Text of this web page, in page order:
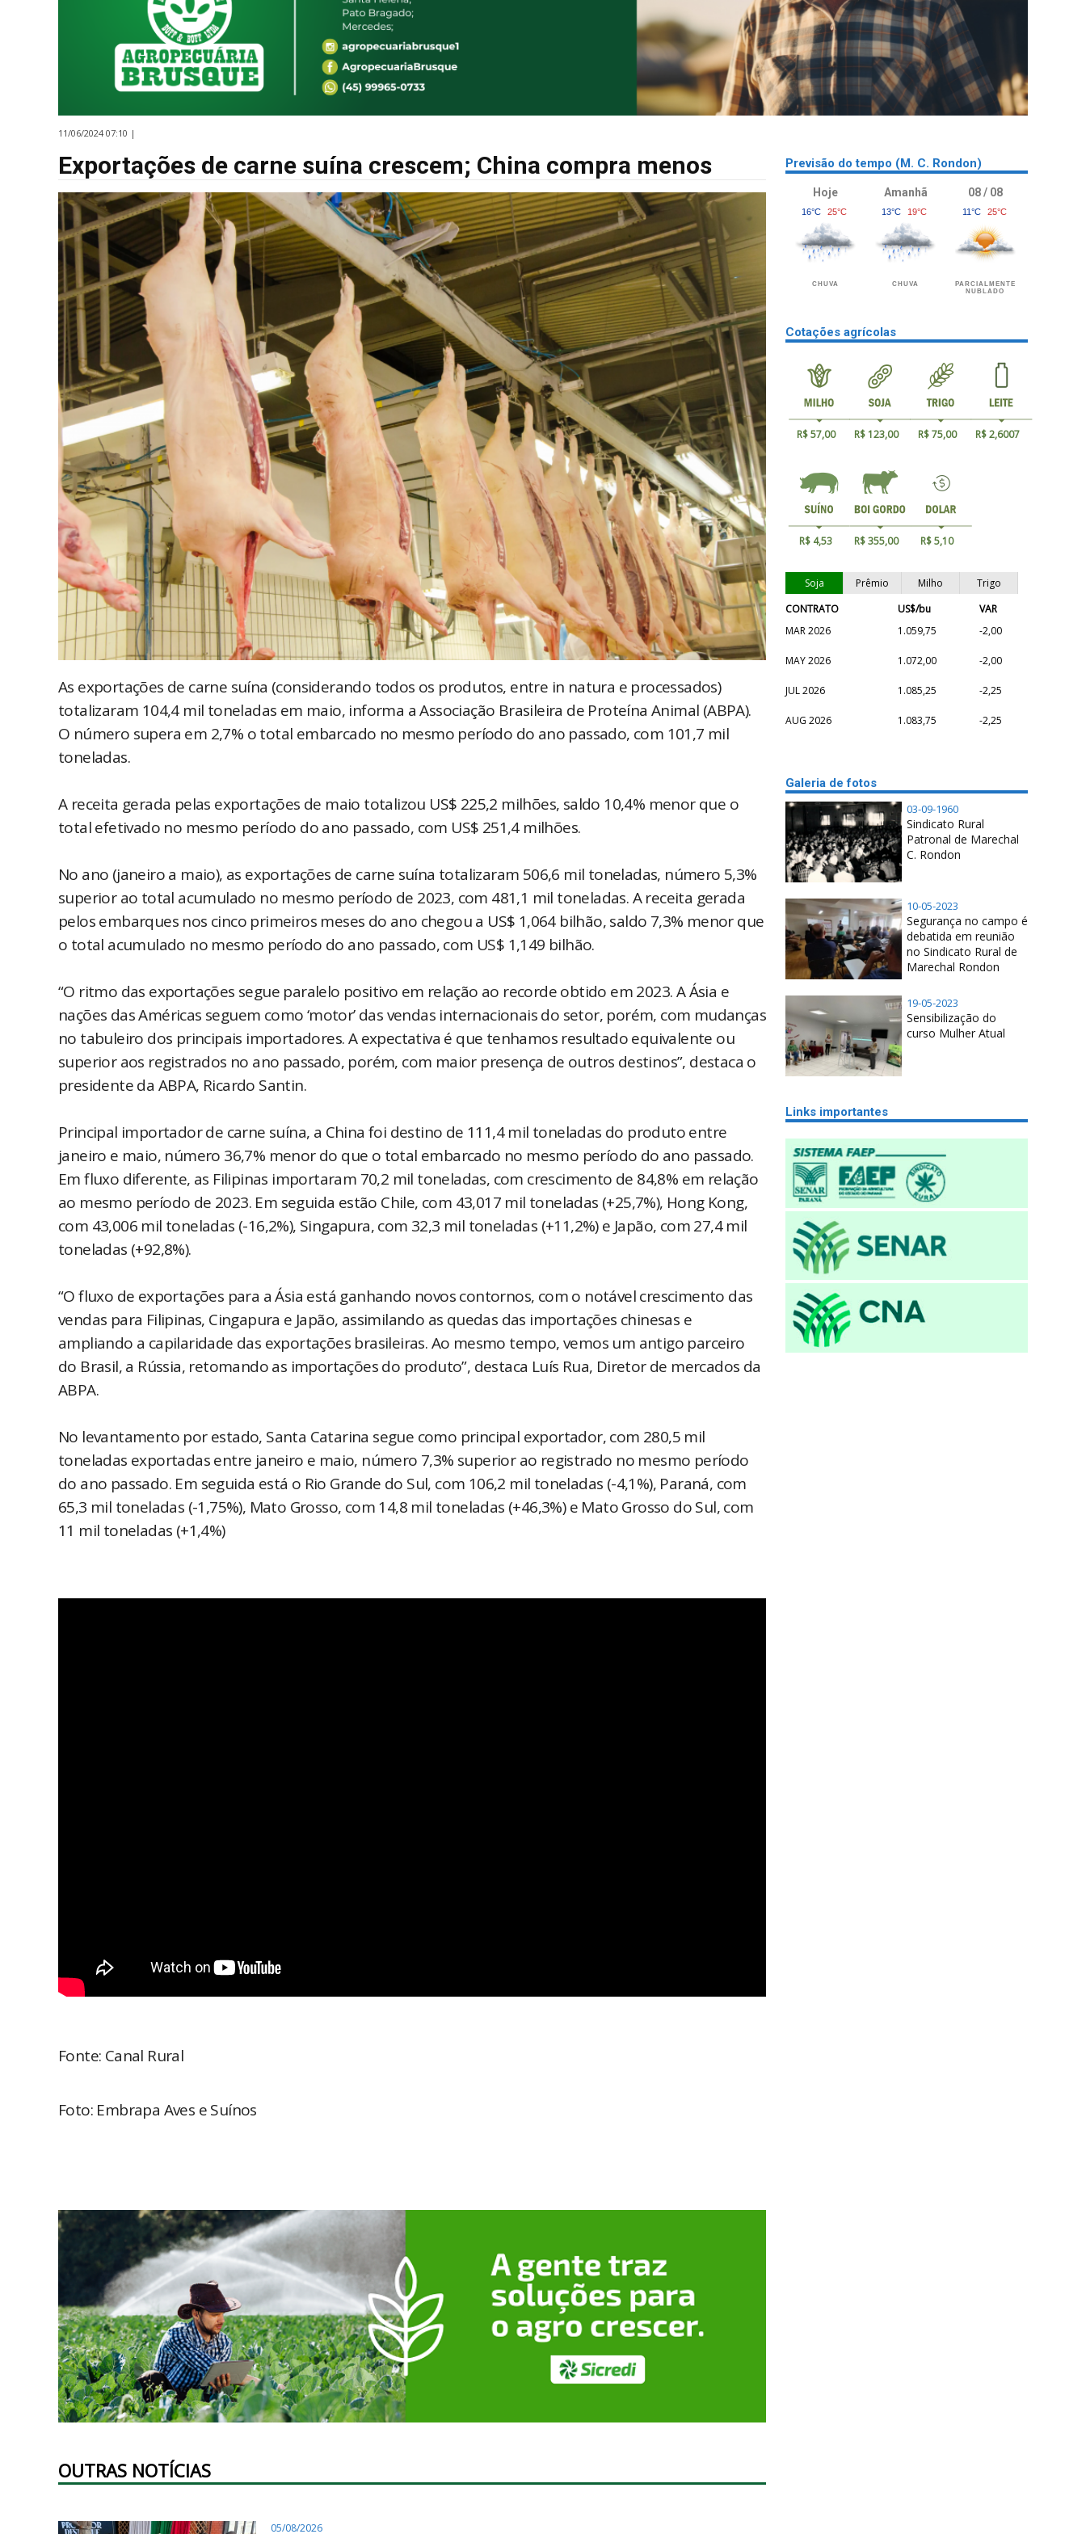
11/06/2024 07:10 |
Exportações de carne suína crescem; China compra menos
As exportações de carne suína (considerando todos os produtos, entre in natura e processados)
totalizaram 104,4 mil toneladas em maio, informa a Associação Brasileira de Proteína Animal (ABPA).
O número supera em 2,7% o total embarcado no mesmo período do ano passado, com 101,7 mil
toneladas.
A receita gerada pelas exportações de maio totalizou US$ 225,2 milhões, saldo 10,4% menor que o
total efetivado no mesmo período do ano passado, com US$ 251,4 milhões.
No ano (janeiro a maio), as exportações de carne suína totalizaram 506,6 mil toneladas, número 5,3%
superior ao total acumulado no mesmo período de 2023, com 481,1 mil toneladas. A receita gerada
pelos embarques nos cinco primeiros meses do ano chegou a US$ 1,064 bilhão, saldo 7,3% menor que
o total acumulado no mesmo período do ano passado, com US$ 1,149 bilhão.
“O ritmo das exportações segue paralelo positivo em relação ao recorde obtido em 2023. A Ásia e
nações das Américas seguem como ‘motor’ das vendas internacionais do setor, porém, com mudanças
no tabuleiro dos principais importadores. A expectativa é que tenhamos resultado equivalente ou
superior aos registrados no ano passado, porém, com maior presença de outros destinos”, destaca o
presidente da ABPA, Ricardo Santin.
Principal importador de carne suína, a China foi destino de 111,4 mil toneladas do produto entre
janeiro e maio, número 36,7% menor do que o total embarcado no mesmo período do ano passado.
Em fluxo diferente, as Filipinas importaram 70,2 mil toneladas, com crescimento de 84,8% em relação
ao mesmo período de 2023. Em seguida estão Chile, com 43,017 mil toneladas (+25,7%), Hong Kong,
com 43,006 mil toneladas (-16,2%), Singapura, com 32,3 mil toneladas (+11,2%) e Japão, com 27,4 mil
toneladas (+92,8%).
“O fluxo de exportações para a Ásia está ganhando novos contornos, com o notável crescimento das
vendas para Filipinas, Cingapura e Japão, assimilando as quedas das importações chinesas e
ampliando a capilaridade das exportações brasileiras. Ao mesmo tempo, vemos um antigo parceiro
do Brasil, a Rússia, retomando as importações do produto”, destaca Luís Rua, Diretor de mercados da
ABPA.
No levantamento por estado, Santa Catarina segue como principal exportador, com 280,5 mil
toneladas exportadas entre janeiro e maio, número 7,3% superior ao registrado no mesmo período
do ano passado. Em seguida está o Rio Grande do Sul, com 106,2 mil toneladas (-4,1%), Paraná, com
65,3 mil toneladas (-1,75%), Mato Grosso, com 14,8 mil toneladas (+46,3%) e Mato Grosso do Sul, com
11 mil toneladas (+1,4%)
Fonte: Canal Rural
Foto: Embrapa Aves e Suínos
OUTRAS NOTÍCIAS
05/08/2026
Previsão do tempo (M. C. Rondon)
Hoje
16°C 25°C
CHUVA
Amanhã
13°C 19°C
CHUVA
08 / 08
11°C 25°C
PARCIALMENTE
NUBLADO
Cotações agrícolas
R$ 57,00 R$ 123,00 R$ 75,00 R$ 2,6007
R$ 4,53 R$ 355,00 R$ 5,10
Soja Prêmio Milho
Trigo
CONTRATO
US$/bu
VAR
MAR 2026
1.059,75 -2,00
MAY 2026 1.072,00 -2,00
JUL 2026 1.085,25 -2,25
AUG 2026 1.083,75 -2,25
Galeria de fotos
03-09-1960
Sindicato Rural
Patronal de Marechal
C. Rondon
10-05-2023
Segurança no campo é
debatida em reunião
no Sindicato Rural de
Marechal Rondon
19-05-2023
Sensibilização do
curso Mulher Atual
Links importantes